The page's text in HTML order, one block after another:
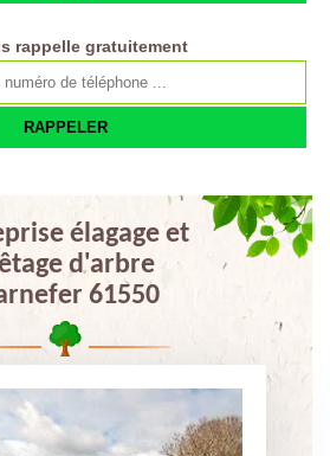
rappelle gratuitement
élagage et
d'arbre
61550